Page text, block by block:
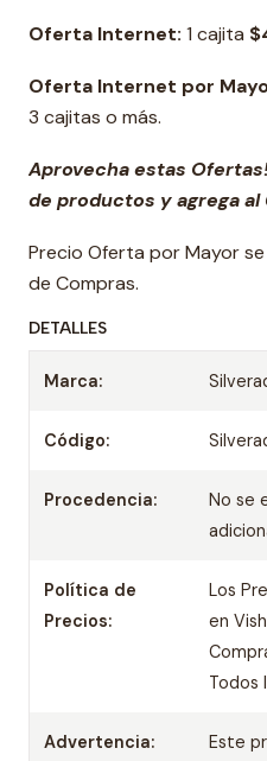
Oferta Internet: 1 cajita
Oferta Internet por
3 cajitas o más.
Aprovecha estas
de productos y agrega al
Precio Oferta por Mayor
de Compras.
DETALLES
Marca:
Código:
Procedencia:
No se
Política de
Precios:
Los
en
Todos
Advertencia:
Este